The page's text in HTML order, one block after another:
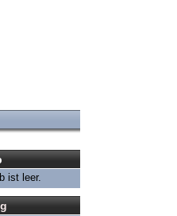
ist leer.